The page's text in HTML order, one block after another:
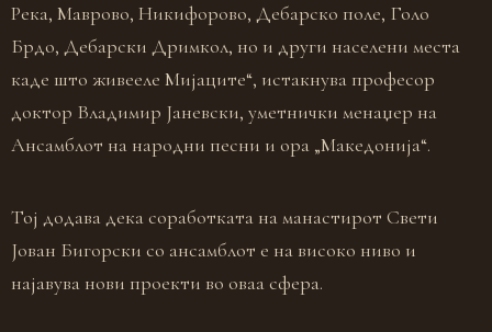
Река, Маврово, Никифорово, Дебарско поле, Голо
Брдо, Дебарски Дримкол, но и други населени места
каде што живееле Мијаците“, истакнува професор
доктор Владимир Јаневски, уметнички менаџер на
Ансамблот на народни песни и ора „Македонија“.
Тој додава дека соработката на манастирот Свети
Јован Бигорски со ансамблот е на високо ниво и
најавува нови проекти во оваа сфера.